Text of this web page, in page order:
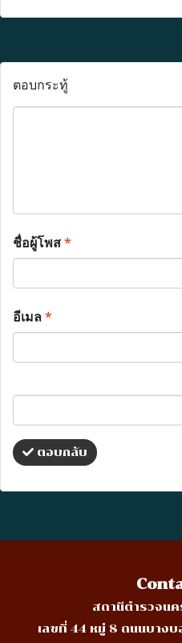
ตอบกระทู้
ชื่อผู้โพส*
อีเมล*
ตอบกลับ
สถานีตำรวจน
เลขที่ 44 หมู่ 8 ถนนบาง